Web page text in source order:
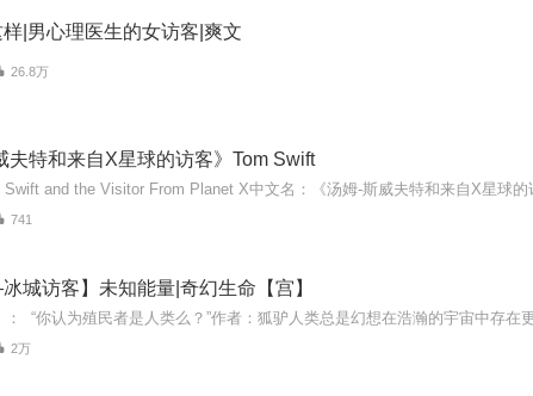
|男心理医生的女访客|爽文
26.8万
夫特和来自X星球的访客》Tom Swift
741
城访客】未知能量|奇幻生命【宫】
2万